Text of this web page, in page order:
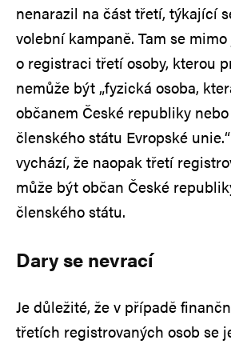
nenarazil na část třetí, týkající
volební kampaně. Tam se
o registraci třetí osoby, kterou
nemůže být „fyzická osoba,
občanem České republiky
členského státu Evropské
vychází, že naopak třetí
může být občan České
členského státu.
Dary se nevrací
Je důležité, že v případě
třetích registrovaných osob se